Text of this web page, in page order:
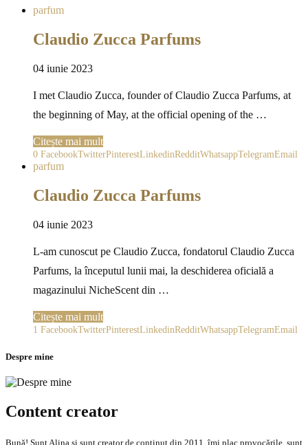
parfum
Claudio Zucca Parfums
04 iunie 2023
I met Claudio Zucca, founder of Claudio Zucca Parfums, at
the beginning of May, at the official opening of the …
Citește mai mult
0 FacebookTwitterPinterestLinkedinRedditWhatsappTelegramEmail
parfum
Claudio Zucca Parfums
04 iunie 2023
L-am cunoscut pe Claudio Zucca, fondatorul Claudio Zucca
Parfums, la începutul lunii mai, la deschiderea oficială a
magazinului NicheScent din …
Citește mai mult
1 FacebookTwitterPinterestLinkedinRedditWhatsappTelegramEmail
Despre mine
Content creator
Bună! Sunt Alina și sunt creator de conținut din 2011, îmi plac provocările, sunt